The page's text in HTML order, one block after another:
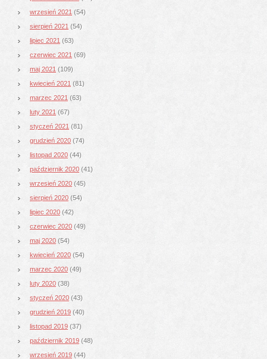
wrzesień 2021 (54)
sierpień 2021 (54)
lipiec 2021 (63)
czerwiec 2021 (69)
maj 2021 (109)
kwiecień 2021 (81)
marzec 2021 (63)
luty 2021 (67)
styczeń 2021 (81)
grudzień 2020 (74)
listopad 2020 (44)
październik 2020 (41)
wrzesień 2020 (45)
sierpień 2020 (54)
lipiec 2020 (42)
czerwiec 2020 (49)
maj 2020 (54)
kwiecień 2020 (54)
marzec 2020 (49)
luty 2020 (38)
styczeń 2020 (43)
grudzień 2019 (40)
listopad 2019 (37)
październik 2019 (48)
wrzesień 2019 (44)